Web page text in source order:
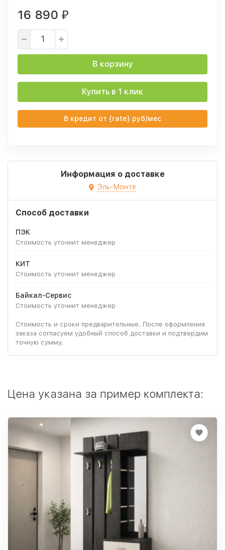
16 890 ₽
В корзину
Купить в 1 клик
В кредит от {rate} руб/мес
Информация о доставке
Эль-Монте
Способ доставки
ПЭК
Стоимость уточнит менеджер
КИТ
Стоимость уточнит менеджер
Байкал-Сервис
Стоимость уточнит менеджер
Стоимость и сроки предварительные. После оформления
заказа согласуем удобный способ доставки и подтвердим
точную сумму.
Цена указана за пример комплекта: